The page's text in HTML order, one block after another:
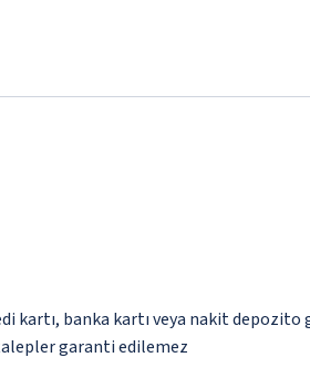
kartı, banka kartı veya nakit depozito
garanti edilemez